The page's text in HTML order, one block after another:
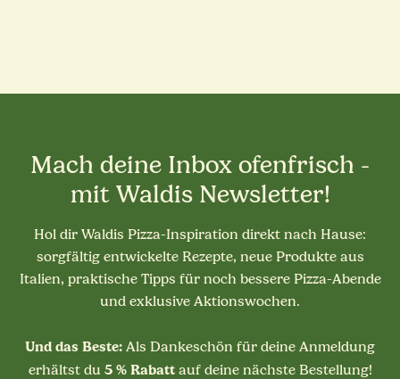
Mach deine Inbox ofenfrisch -
mit Waldis Newsletter!
Hol dir Waldis Pizza-Inspiration direkt nach Hause:
sorgfältig entwickelte Rezepte, neue Produkte aus
Italien, praktische Tipps für noch bessere Pizza-Abende
und exklusive Aktionswochen.
Und das Beste: Als Dankeschön für deine Anmeldung
erhältst du 5 % Rabattauf deine nächste Bestellung!